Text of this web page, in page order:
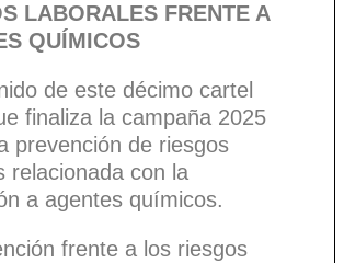
LABORALES FRENTE A
QUÍMICOS
de este décimo cartel
finaliza la campaña 2025
prevención de riesgos
relacionada con la
a agentes químicos.
frente a los riesgos